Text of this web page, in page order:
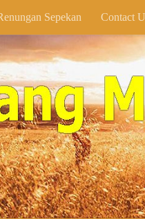
Sepekan Contact